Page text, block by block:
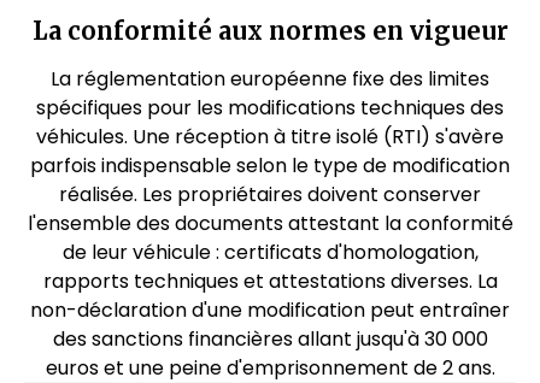
La conformité aux normes en vigueur
La réglementation européenne fixe des limites
spécifiques pour les modifications techniques des
véhicules. Une réception à titre isolé (RTI) s'avère
parfois indispensable selon le type de modification
réalisée. Les propriétaires doivent conserver
l'ensemble des documents attestant la conformité
de leur véhicule : certificats d'homologation,
rapports techniques et attestations diverses. La
non-déclaration d'une modification peut entraîner
des sanctions financières allant jusqu'à 30 000
euros et une peine d'emprisonnement de 2 ans.